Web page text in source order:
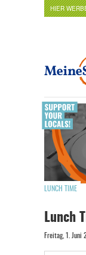
HIER
LUNCH TIME
Lunch
Freitag, 1. Juni